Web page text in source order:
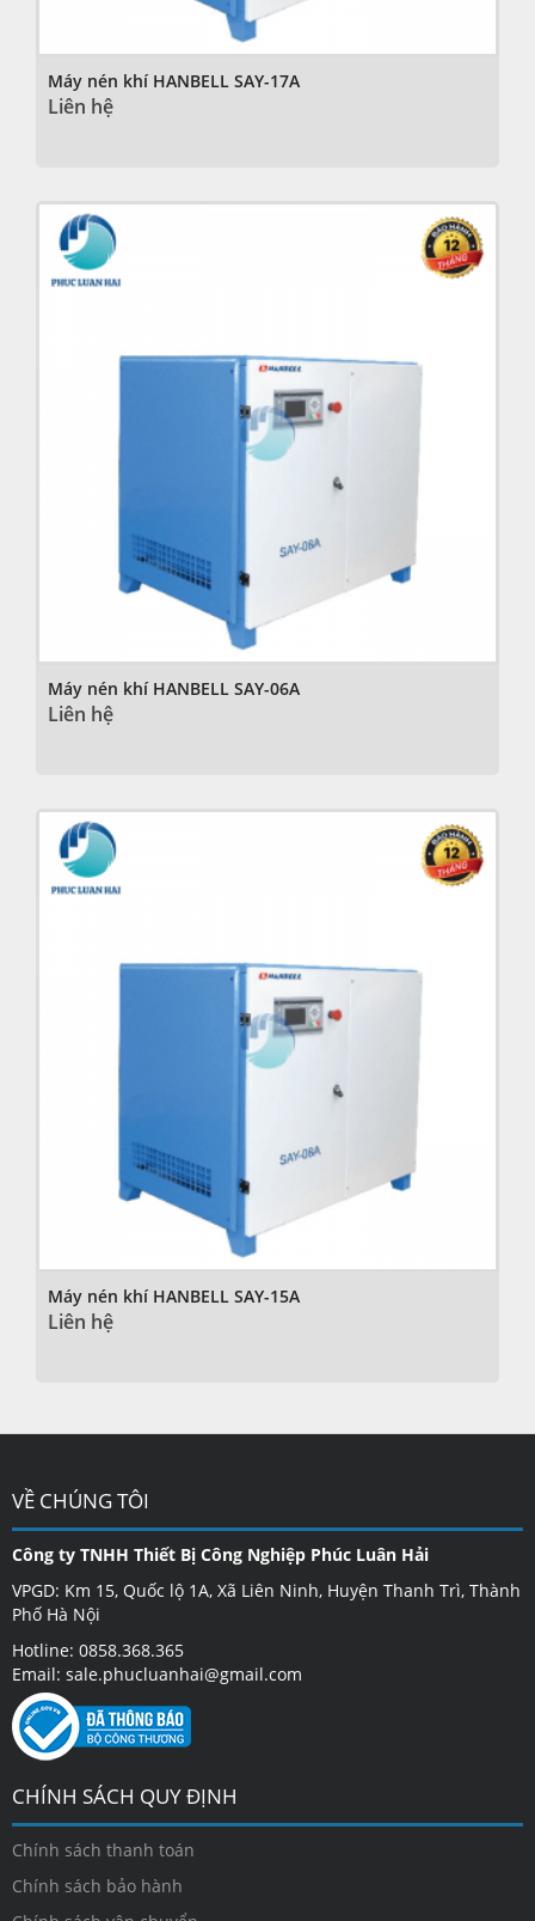
Máy nén khí HANBELL SAY-17A
Liên hệ
Máy nén khí HANBELL SAY-06A
Liên hệ
Máy nén khí HANBELL SAY-15A
Liên hệ
VỀ CHÚNG TÔI
Công ty TNHH Thiết Bị Công Nghiệp Phúc Luân Hải
VPGD: Km 15, Quốc lộ 1A, Xã Liên Ninh, Huyện Thanh Trì, Thành
Phố Hà Nội
Hotline: 0858.368.365
Email: sale.phucluanhai@gmail.com
CHÍNH SÁCH QUY ĐỊNH
Chính sách thanh toán
Chính sách bảo hành